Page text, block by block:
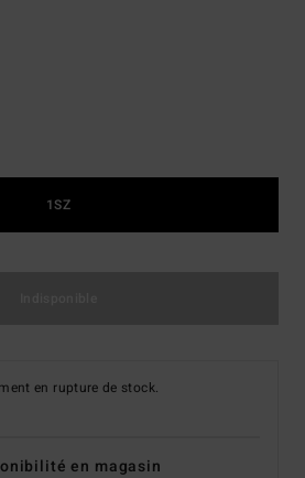
1SZ
en rupture de stock.
en magasin